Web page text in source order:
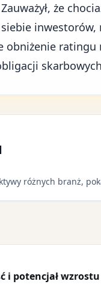
że
inwestorów,
obniżenie ratingu
różnych branż,
i potencjał wzrostu